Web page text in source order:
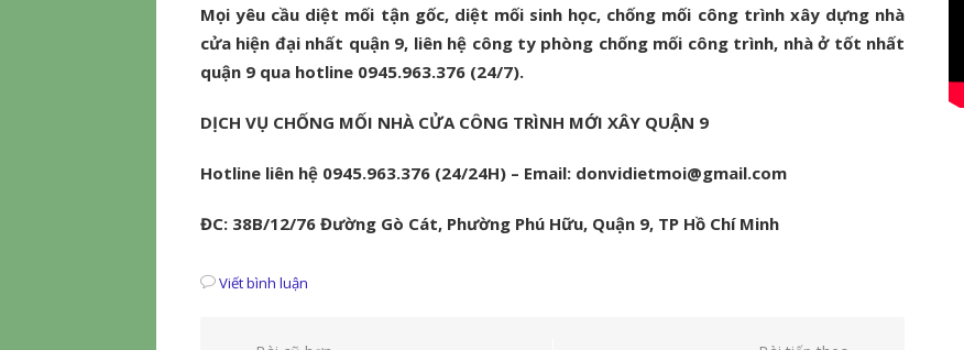
Mọi yêu cầu diệt mối tận gốc, diệt mối sinh học, chống mối công trình xây dựng nhà
cửa hiện đại nhất quận 9, liên hệ công ty phòng chống mối công trình, nhà ở tốt nhất
quận 9 qua hotline 0945.963.376 (24/7).
DỊCH VỤ CHỐNG MỐI NHÀ CỬA CÔNG TRÌNH MỚI XÂY QUẬN 9
Hotline liên hệ 0945.963.376 (24/24H) – Email: donvidietmoi@gmail.com
ĐC: 38B/12/76 Đường Gò Cát, Phường Phú Hữu, Quận 9, TP Hồ Chí Minh
Viết bình luận